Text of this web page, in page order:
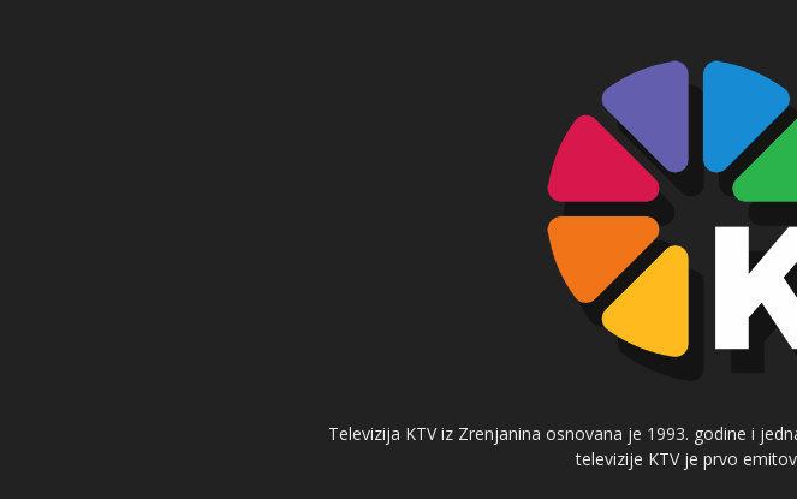
Televizija KTV iz Zrenjanina osnovana je 1993. godine i
televizije KTV je prvo